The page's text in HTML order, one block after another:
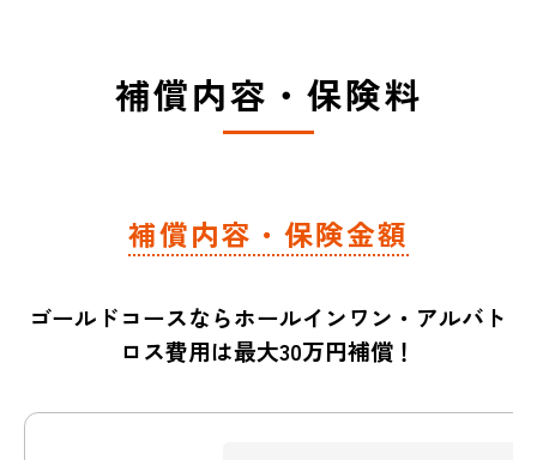
補償内容・保険料
補償内容・保険金額
ゴールドコースならホールインワン・アルバト
ロス費用は最大30万円補償！